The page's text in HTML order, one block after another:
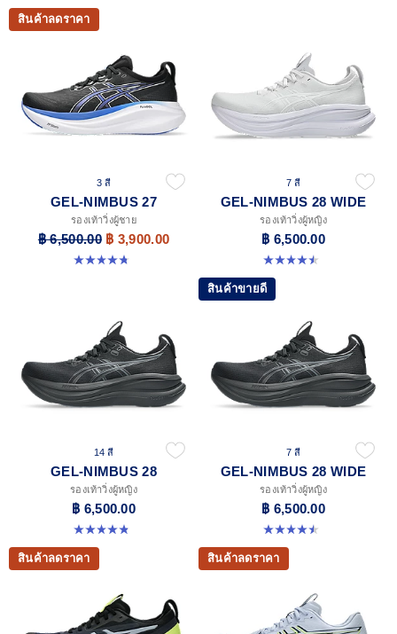
สินค้าลดราคา
3 สี
GEL-NIMBUS 27
รองเท้าวิ่งผู้ชาย
฿ 6,500.00 ฿ 3,900.00
4.7 จาก 5 ดาว 833 รีวิว
7 สี
GEL-NIMBUS 28 WIDE
รองเท้าวิ่งผู้หญิง
฿ 6,500.00
4.5 จาก 5 ดาว 14 รีวิว
14 สี
GEL-NIMBUS 28
รองเท้าวิ่งผู้หญิง
฿ 6,500.00
4.8 จาก 5 ดาว 181 รีวิว
สินค้าขายดี
7 สี
GEL-NIMBUS 28 WIDE
รองเท้าวิ่งผู้หญิง
฿ 6,500.00
4.5 จาก 5 ดาว 14 รีวิว
สินค้าลดราคา สินค้าลดราคา